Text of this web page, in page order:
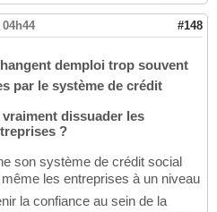
04h44 #148
demploi trop souvent
par le système de crédit
dissuader les
?
son système de crédit social
les entreprises à un niveau
la confiance au sein de la